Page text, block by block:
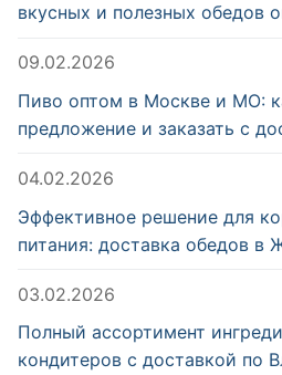
вкусных и полезных обедов
09.02.2026
Пиво оптом в Москве и МО:
предложение и заказать с
04.02.2026
Эффективное решение для
питания: доставка обедов в
03.02.2026
Полный ассортимент
кондитеров с доставкой по